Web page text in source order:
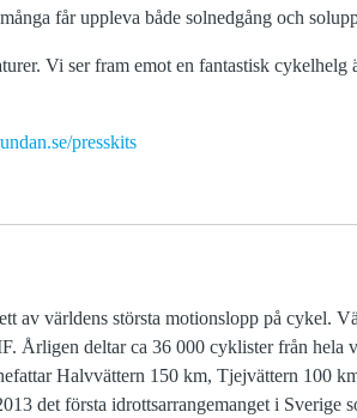
får uppleva både solnedgång och
Vi ser fram emot en fantastisk cykelhelg
presskits
av världens största motionslopp på cykel.
Årligen deltar ca 36 000 cyklister från hela
Halvvättern 150 km, Tjejvättern 100
det första idrottsarrangemanget i Sverige